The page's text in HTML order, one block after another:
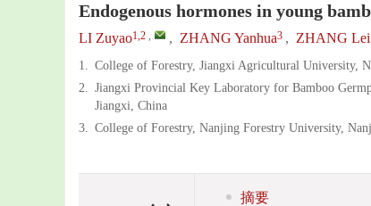
Endogenous hormones in young
LI Zuyao1,2 , , ZHANG Yanhua3 , ZHANG Lei
1. College of Forestry, Jiangxi Agricultural University,
2. Jiangxi Provincial Key Laboratory for Bamboo
Jiangxi, China
3. College of Forestry, Nanjing Forestry University,
摘要